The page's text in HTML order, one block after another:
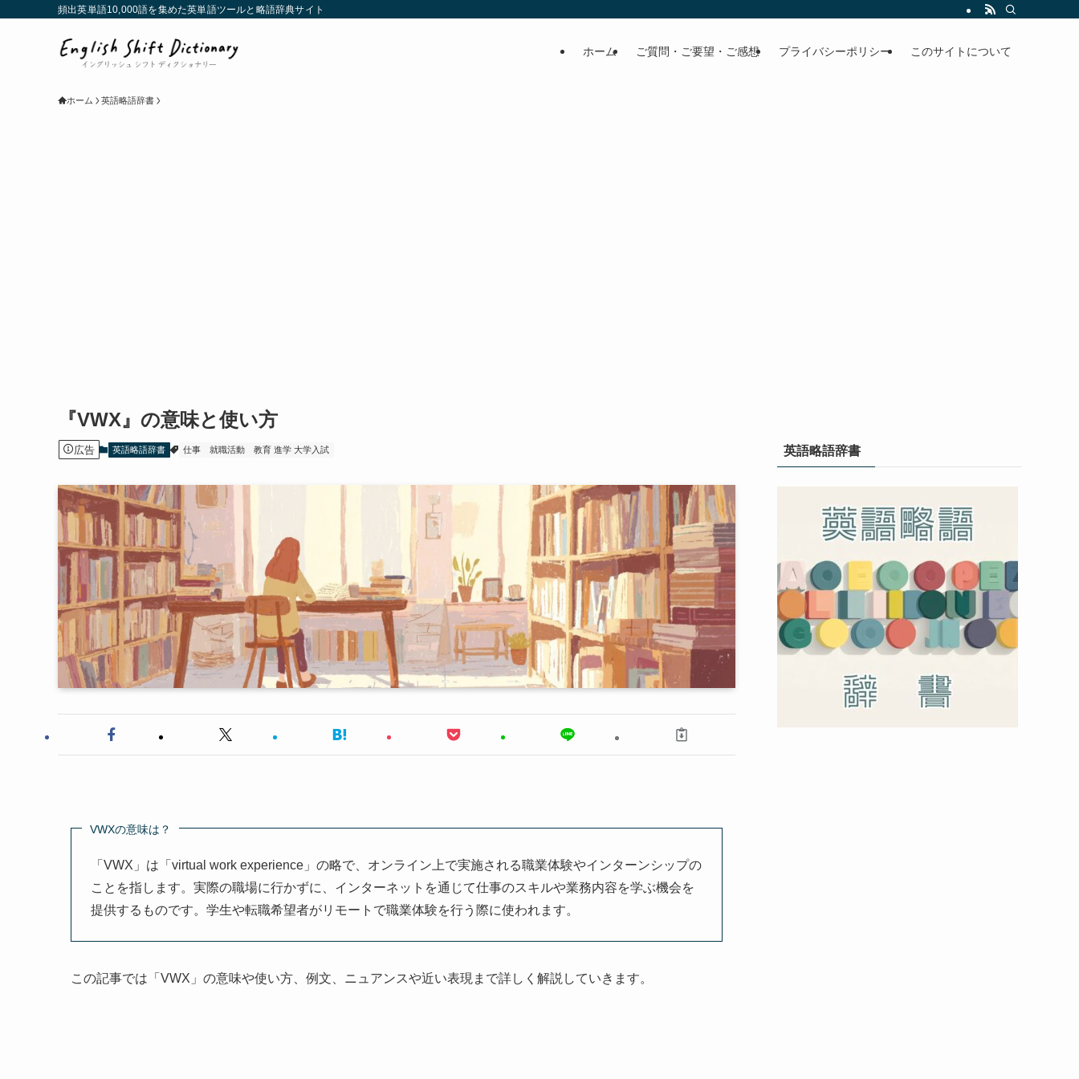
頻出英単語10,000語を集めた英単語ツールと略語辞典サイト
ホーム ご質問・ご要望・ご感想 プライバシーポリシー このサイトについて
ホーム 英語略語辞書
『VWX』の意味と使い方
広告 英語略語辞書 仕事 就職活動 教育 進学 大学入試
VWXの意味は？
「VWX」は「virtual work experience」の略で、オンライン上で実施される職業体験やインターンシップの
ことを指します。実際の職場に行かずに、インターネットを通じて仕事のスキルや業務内容を学ぶ機会を
提供するものです。学生や転職希望者がリモートで職業体験を行う際に使われます。
この記事では「VWX」の意味や使い方、例文、ニュアンスや近い表現まで詳しく解説していきます。
英語略語辞書